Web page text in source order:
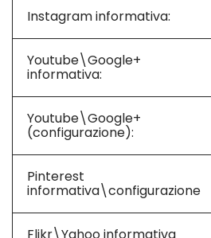
Instagram informativa:
Youtube\Google+
informativa:
Youtube\Google+
(configurazione):
Pinterest
informativa\configurazione
Flikr\Yahoo informativa